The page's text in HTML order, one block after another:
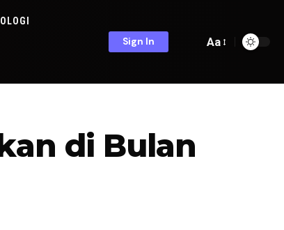
Sign In Aa
di Bulan